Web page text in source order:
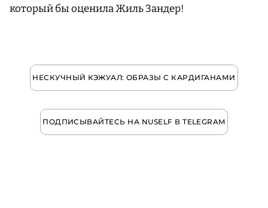
который бы оценила Жиль Зандер!
НЕСКУЧНЫЙ КЭЖУАЛ: ОБРАЗЫ С КАРДИГАНАМИ
ПОДПИСЫВАЙТЕСЬ НА NUSELF В TELEGRAM